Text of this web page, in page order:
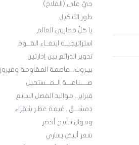
حيَّ على (الفلاح)
طور التنكيل
يا كلَّ محاربي العالم
استراتيجيــة ابتغــاء القــوم
تدوير الذرائع بين إدارتين
بيـروت.. عاصمة المقاومة وفيروز
صـــــناعـــة الــمـــستحيل
فبراير.. مواليد الفصل السابع
دمشـــق.. غيمة عطـر شقراء
وموال نشيج أخضر
شعر أبيض يساري